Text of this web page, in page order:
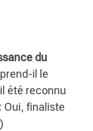
du
il le
été reconnu
Oui, finaliste